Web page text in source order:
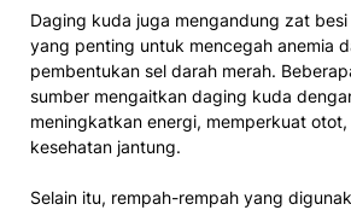
Daging kuda juga mengandung zat
yang penting untuk mencegah anemia
pembentukan sel darah merah.
sumber mengaitkan daging kuda
meningkatkan energi, memperkuat
kesehatan jantung.
Selain itu, rempah-rempah yang